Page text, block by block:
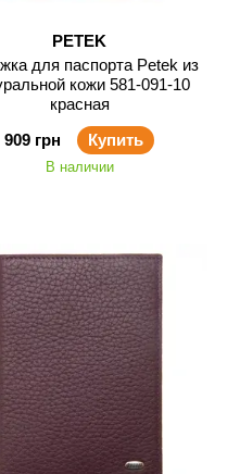
PETEK
для паспорта Petek из
кожи 581-091-10
красная
909 грн
Купить
В наличии